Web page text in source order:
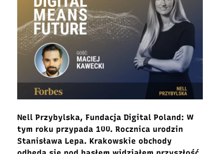
Nell Przybylska, Fundacja Digital Poland: W
tym roku przypada 100. Rocznica urodzin
Stanisława Lepa. Krakowskie obchody